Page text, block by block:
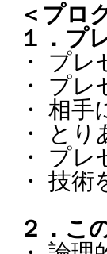
＜プロ
１．プ
・ プ
・ プ
・ 相手
・ と
・ プ
・ 技
２．こ